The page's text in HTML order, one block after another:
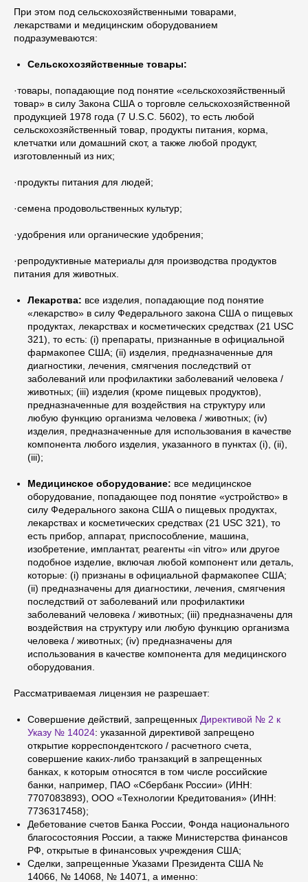
При этом под сельскохозяйственными товарами,
лекарствами и медицинским оборудованием
подразумеваются:
Сельскохозяйственные товары:
·товары, попадающие под понятие «сельскохозяйственный
товар» в силу Закона США о торговле сельскохозяйственной
продукцией 1978 года (7 U.S.C. 5602), то есть любой
сельскохозяйственный товар, продукты питания, корма,
клетчатки или домашний скот, а также любой продукт,
изготовленный из них;
·продукты питания для людей;
·семена продовольственных культур;
·удобрения или органические удобрения;
·репродуктивные материалы для производства продуктов
питания для животных.
Лекарства: все изделия, попадающие под понятие
«лекарство» в силу Федерального закона США о пищевых
продуктах, лекарствах и косметических средствах (21 USC
321), то есть: (i) препараты, признанные в официальной
фармакопее США; (ii) изделия, предназначенные для
диагностики, лечения, смягчения последствий от
заболеваний или профилактики заболеваний человека /
животных; (iii) изделия (кроме пищевых продуктов),
предназначенные для воздействия на структуру или
любую функцию организма человека / животных; (iv)
изделия, предназначенные для использования в качестве
компонента любого изделия, указанного в пунктах (i), (ii),
(iii);
Медицинское оборудование: все медицинское
оборудование, попадающее под понятие «устройство» в
силу Федерального закона США о пищевых продуктах,
лекарствах и косметических средствах (21 USC 321), то
есть прибор, аппарат, приспособление, машина,
изобретение, имплантат, реагенты «in vitro» или другое
подобное изделие, включая любой компонент или деталь,
которые: (i) признаны в официальной фармакопее США;
(ii) предназначены для диагностики, лечения, смягчения
последствий от заболеваний или профилактики
заболеваний человека / животных; (iii) предназначены для
воздействия на структуру или любую функцию организма
человека / животных; (iv) предназначены для
использования в качестве компонента для медицинского
оборудования.
Рассматриваемая лицензия не разрешает:
Совершение действий, запрещенных Директивой № 2 к
Указу № 14024: указанной директивой запрещено
открытие корреспондентского / расчетного счета,
совершение каких-либо транзакций в запрещенных
банках, к которым относятся в том числе российские
банки, например, ПАО «Сбербанк России» (ИНН:
7707083893), ООО «Технологии Кредитования» (ИНН:
7736317458);
Дебетование счетов Банка России, Фонда национального
благосостояния России, а также Министерства финансов
РФ, открытые в финансовых учреждения США;
Сделки, запрещенные Указами Президента США №
14066, № 14068, № 14071, а именно: